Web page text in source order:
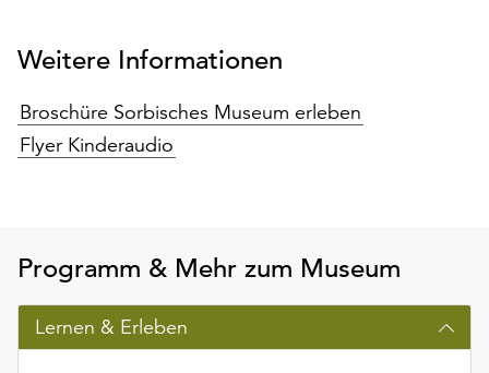
zur
Verfügung.
Cookies
werden
weiterhin
Möchten
Weitere Informationen
Broschüre Sorbisches Museum erleben
Flyer Kinderaudio
Programm & Mehr zum Museum
Lernen & Erleben